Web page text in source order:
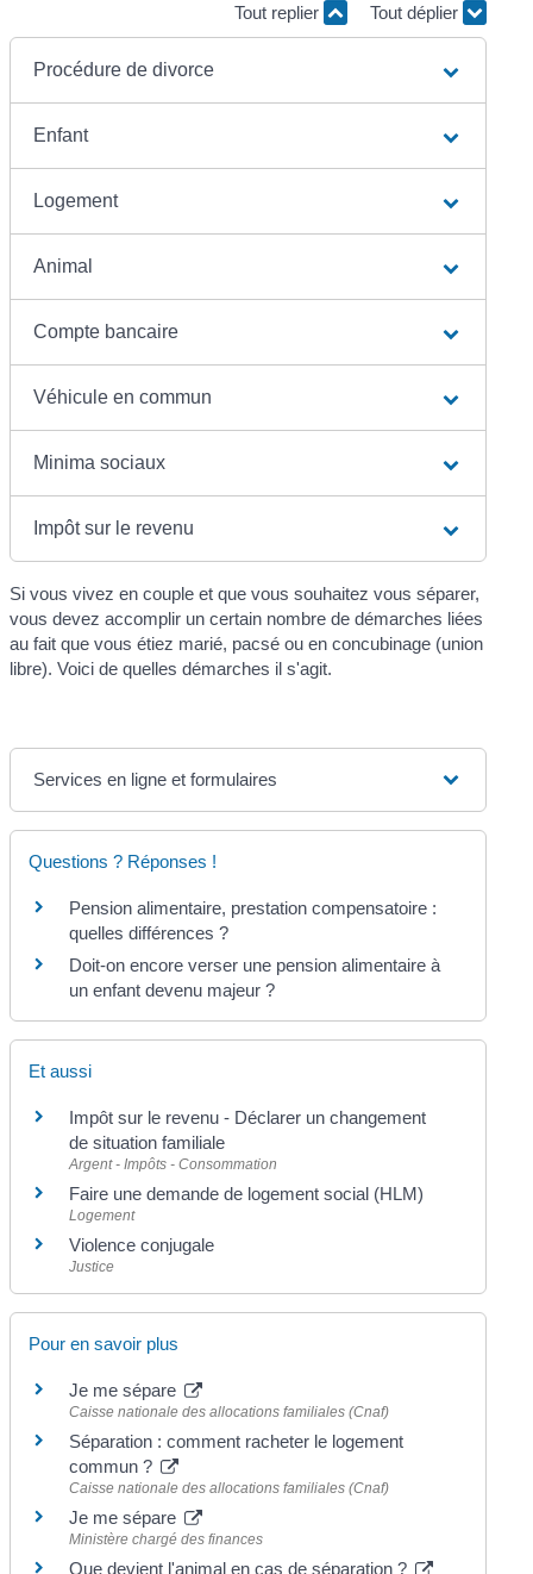
Tout replier
Tout déplier
Procédure de divorce
Enfant
Logement
Animal
Compte bancaire
Véhicule en commun
Minima sociaux
Impôt sur le revenu
Si vous vivez en couple et que vous souhaitez vous séparer,
vous devez accomplir un certain nombre de démarches liées
au fait que vous étiez marié, pacsé ou en concubinage (union
libre). Voici de quelles démarches il s'agit.
Services en ligne et formulaires
Questions ? Réponses !
Pension alimentaire, prestation compensatoire :
quelles différences ?
Doit-on encore verser une pension alimentaire à
un enfant devenu majeur ?
Et aussi
Impôt sur le revenu - Déclarer un changement
de situation familiale
Argent - Impôts - Consommation
Faire une demande de logement social (HLM)
Logement
Violence conjugale
Justice
Pour en savoir plus
Je me sépare
Caisse nationale des allocations familiales (Cnaf)
Séparation : comment racheter le logement
commun ?
Caisse nationale des allocations familiales (Cnaf)
Je me sépare
Ministère chargé des finances
Que devient l'animal en cas de séparation ?